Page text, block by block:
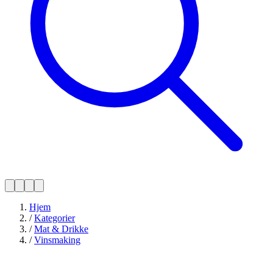
Hjem
/Kategorier
/Mat & Drikke
/Vinsmaking